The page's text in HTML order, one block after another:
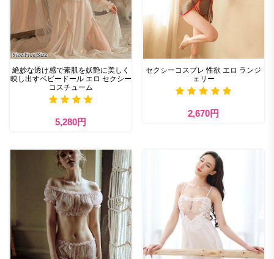
絶妙な透け感で素肌を妖艶に美しく
映し出すベビードール エロ セクシー
コスチューム
5,280円
セクシーコスプレ 性欲 エロ ランジ
ェリー
2,670円